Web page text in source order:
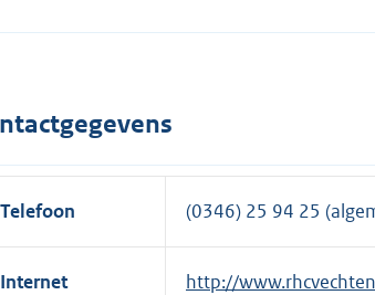
Telefoon (0346) 25 94 25
Internet
E
http://